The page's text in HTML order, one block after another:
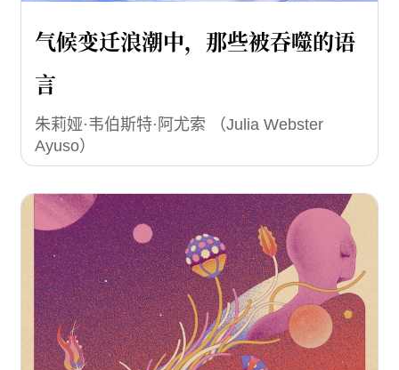
气候变迁浪潮中，那些被吞噬的语
言
朱莉娅·韦伯斯特·阿尤索 （Julia Webster
Ayuso）